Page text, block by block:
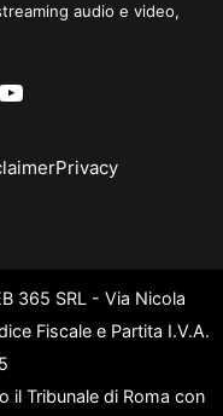
audio e video,
YouTube
Privacy
365 SRL - Via Nicola
Fiscale e Partita I.V.A.
il Tribunale di Roma con